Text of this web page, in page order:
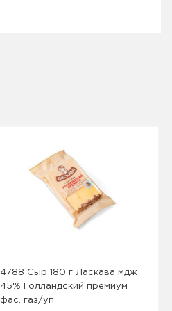
4788 Сыр 180 г Ласкава мдж
45% Голландский премиум
фас. газ/уп